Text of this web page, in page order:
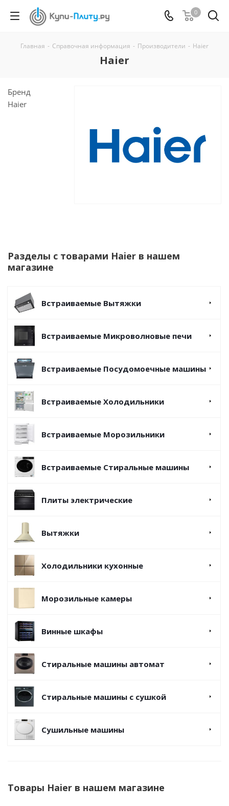
0
Главная - Справочная информация - Производители - Haier
Haier
Бренд
Haier
Разделы с товарами Haier в нашем
магазине
Встраиваемые Вытяжки
Встраиваемые Микроволновые печи
Встраиваемые Посудомоечные машины
Встраиваемые Холодильники
Встраиваемые Морозильники
Встраиваемые Стиральные машины
Плиты электрические
Вытяжки
Холодильники кухонные
Морозильные камеры
Винные шкафы
Стиральные машины автомат
Стиральные машины с сушкой
Сушильные машины
Товары Haier в нашем магазине